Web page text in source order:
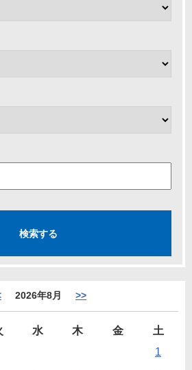
2026年8月 >>
水 木 金
土
1